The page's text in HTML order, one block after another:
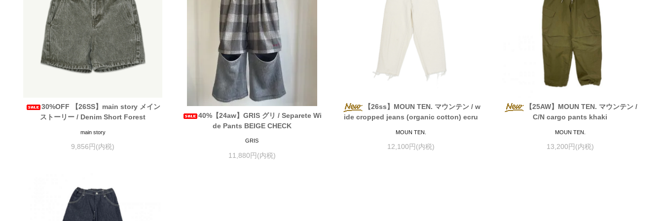
30%OFF 【26SS】main story メイン
ストーリー / Denim Short Forest
main story
9,856円(内税)
40%【24aw】GRIS グリ / Separete Wi
de Pants BEIGE CHECK
GRIS
11,880円(内税)
【26ss】MOUN TEN. マウンテン / w
ide cropped jeans (organic cotton) ecru
MOUN TEN.
12,100円(内税)
【25AW】MOUN TEN. マウンテン /
C/N cargo pants khaki
MOUN TEN.
13,200円(内税)